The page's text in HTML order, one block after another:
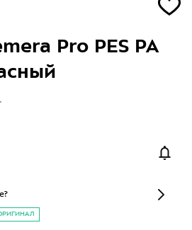
Pro PES РА